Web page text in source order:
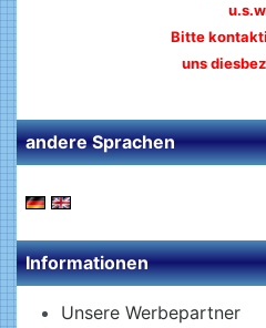
Bitte
uns
andere Sprachen
Informationen
Unsere Werbepartner